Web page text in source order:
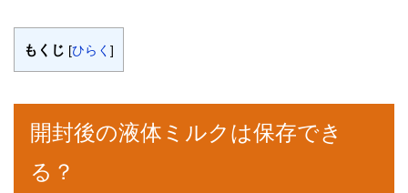
もくじ [ひらく ]
開封後の液体ミルクは保存でき
る？